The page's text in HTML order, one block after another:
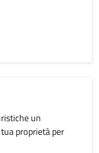
un
proprietà per